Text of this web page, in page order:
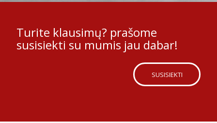
Turite klausimų? prašome
susisiekti su mumis jau dabar!
SUSISIEKTI